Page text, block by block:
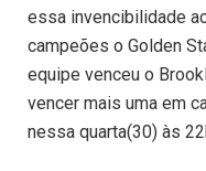
essa invencibilidade
campeões o Golden
equipe venceu o
vencer mais uma em
nessa quarta(30) às